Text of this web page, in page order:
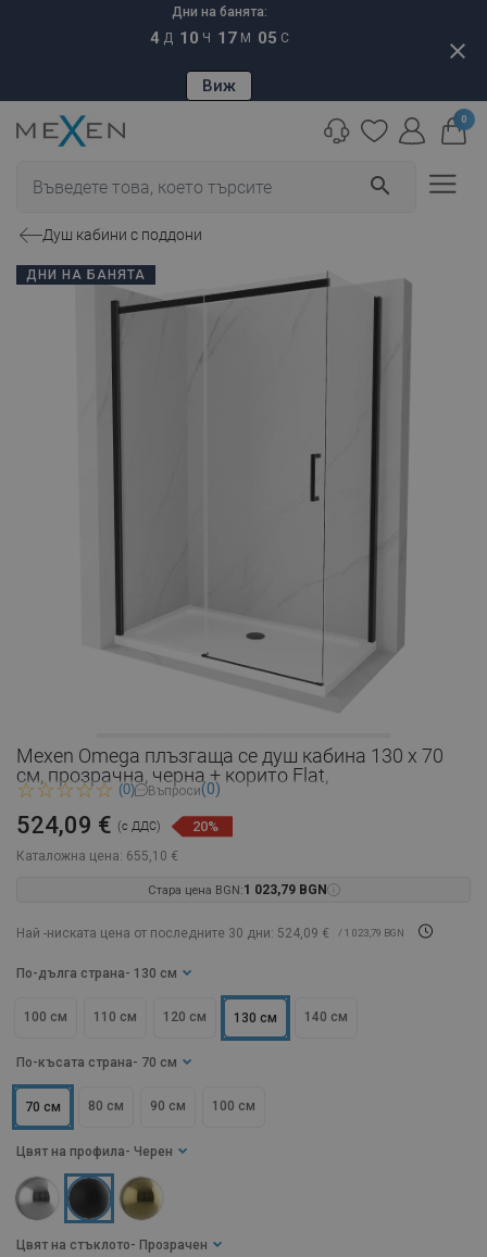
Дни на банята:
4 Д 10 Ч 17 М 04 С
Виж
close
search
0
Душ кабини с поддони
ДНИ НА БАНЯТА
Mexen Omega плъзгаща се душ кабина 130 x 70
см, прозрачна, черна + корито Flat,
(0) Въпроси(0)
Каталожна цена: 655,10 €
524,09 € (с ДДС) 20%
Стара цена BGN:1 023,79 BGN
Най -ниската цена от последните 30 дни: 524,09 € / 1 023,79 BGN
По-дълга страна - 130 см
100 см 110 см 120 см 130 см 140 см
По-късата страна - 70 см
70 см 80 см 90 см 100 см
Цвят на стъклото - Прозрачен
Цвят на профила - Черен